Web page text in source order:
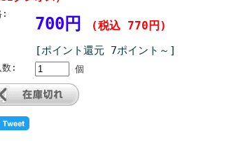
:
700円 (税込 770円)
[ポイント還元 7ポイント～]
数: 個